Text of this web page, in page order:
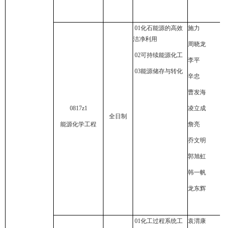
0817z1
能源化学工程
全日制
01化石能源的高效
洁净利用
02可持续能源化工
03能源储存与转化
施力
周晓龙
李平
辛忠
曹发海
凌立成
詹亮
乔文明
郭旭虹
韩一帆
龙东辉
01化工过程系统工
袁渭康